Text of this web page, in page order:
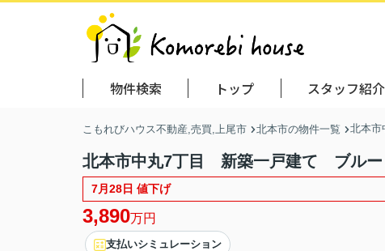
物件検索 トップ スタッフ紹介
こもれびハウス不動産,売買,上尾市 北本市の物件一覧 北本
北本市中丸7丁目 新築一戸建て ブル
7月28日 値下げ
3,890万円
支払いシミュレーション